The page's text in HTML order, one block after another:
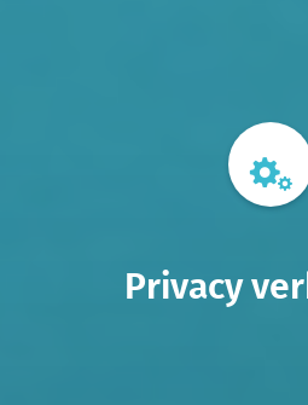
Privacy